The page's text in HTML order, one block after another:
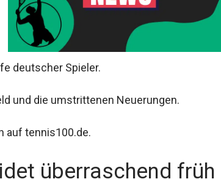
deutscher Spieler.
und die umstrittenen Neuerungen.
auf tennis100.de.
überraschend früh